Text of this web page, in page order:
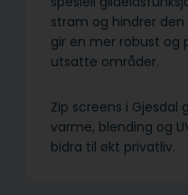
stram og hindrer
gir en mer robust og
utsatte områder.
Zip screens i
varme, blending og
bidra til økt privatliv.